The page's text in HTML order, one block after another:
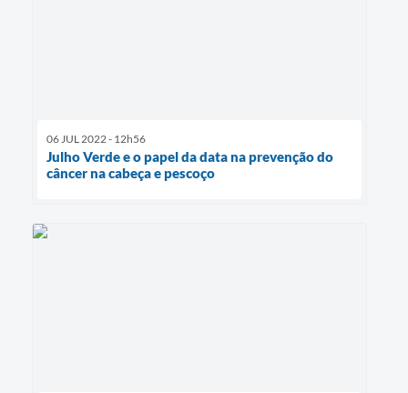
06 JUL 2022 - 12h56
Julho Verde e o papel da data na prevenção do
câncer na cabeça e pescoço